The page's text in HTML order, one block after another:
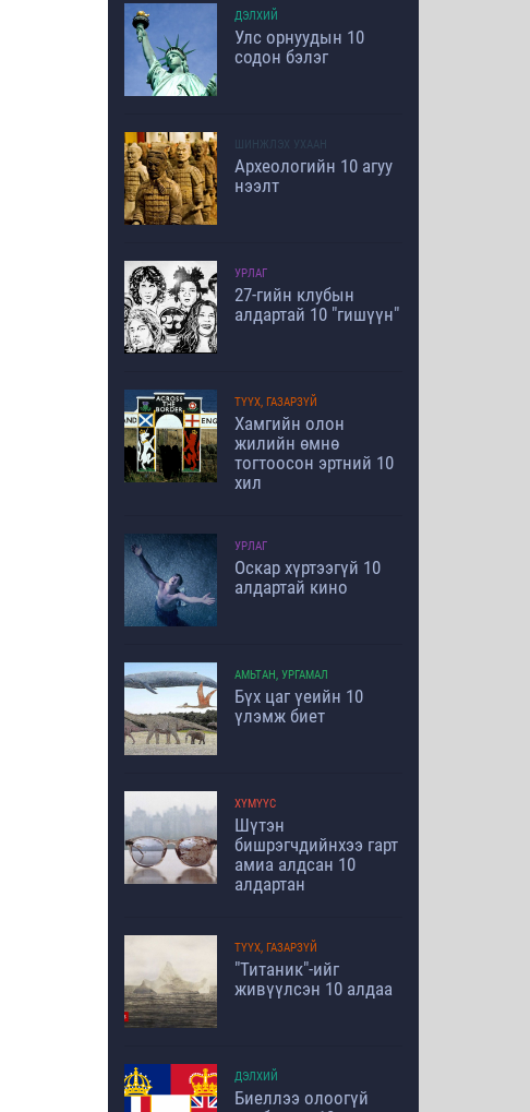
ДЭЛХИЙ
Улс орнуудын 10
содон бэлэг
ШИНЖЛЭХ УХААН
Археологийн 10 агуу
нээлт
УРЛАГ
27-гийн клубын
алдартай 10 "гишүүн"
ТҮҮХ, ГАЗАРЗҮЙ
Хамгийн олон
жилийн өмнө
тогтоосон эртний 10
хил
УРЛАГ
Оскар хүртээгүй 10
алдартай кино
АМЬТАН, УРГАМАЛ
Бүх цаг үеийн 10
үлэмж биет
ХҮМҮҮС
Шүтэн
бишрэгчдийнхээ гарт
амиа алдсан 10
алдартан
ТҮҮХ, ГАЗАРЗҮЙ
"Титаник"-ийг
живүүлсэн 10 алдаа
ДЭЛХИЙ
Биеллээ олоогүй